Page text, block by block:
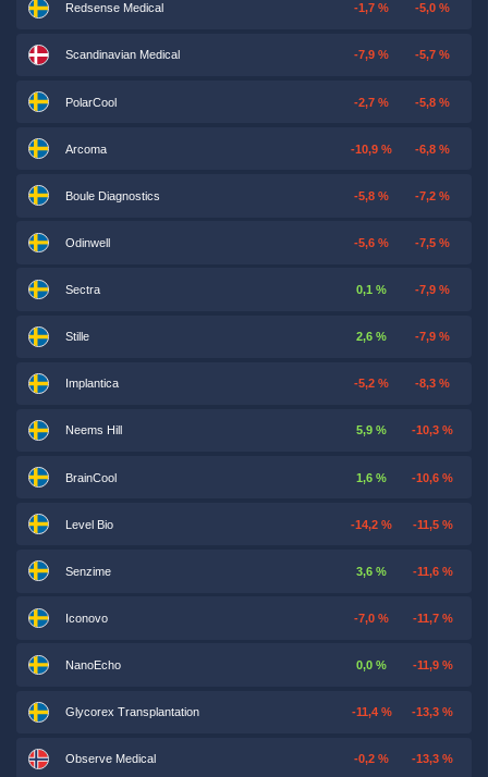
Redsense Medical -1,7 % -5,0 %
Scandinavian Medical -7,9 % -5,7 %
PolarCool -2,7 % -5,8 %
Arcoma -10,9 % -6,8 %
Boule Diagnostics -5,8 % -7,2 %
Odinwell -5,6 % -7,5 %
Sectra 0,1 % -7,9 %
Stille 2,6 % -7,9 %
Implantica -5,2 % -8,3 %
Neems Hill 5,9 % -10,3 %
BrainCool 1,6 % -10,6 %
Level Bio -14,2 % -11,5 %
Senzime 3,6 % -11,6 %
Iconovo -7,0 % -11,7 %
NanoEcho 0,0 % -11,9 %
Glycorex Transplantation -11,4 % -13,3 %
Observe Medical -0,2 % -13,3 %